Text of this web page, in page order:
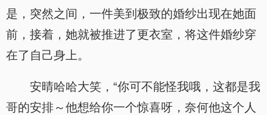
是，突然之间，一件美到极致的婚纱出现在她面
前，接着，她就被推进了更衣室，将这件婚纱穿
在了自己身上。
安晴哈哈大笑，“你可不能怪我哦，这都是我
哥的安排～他想给你一个惊喜呀，奈何他这个人